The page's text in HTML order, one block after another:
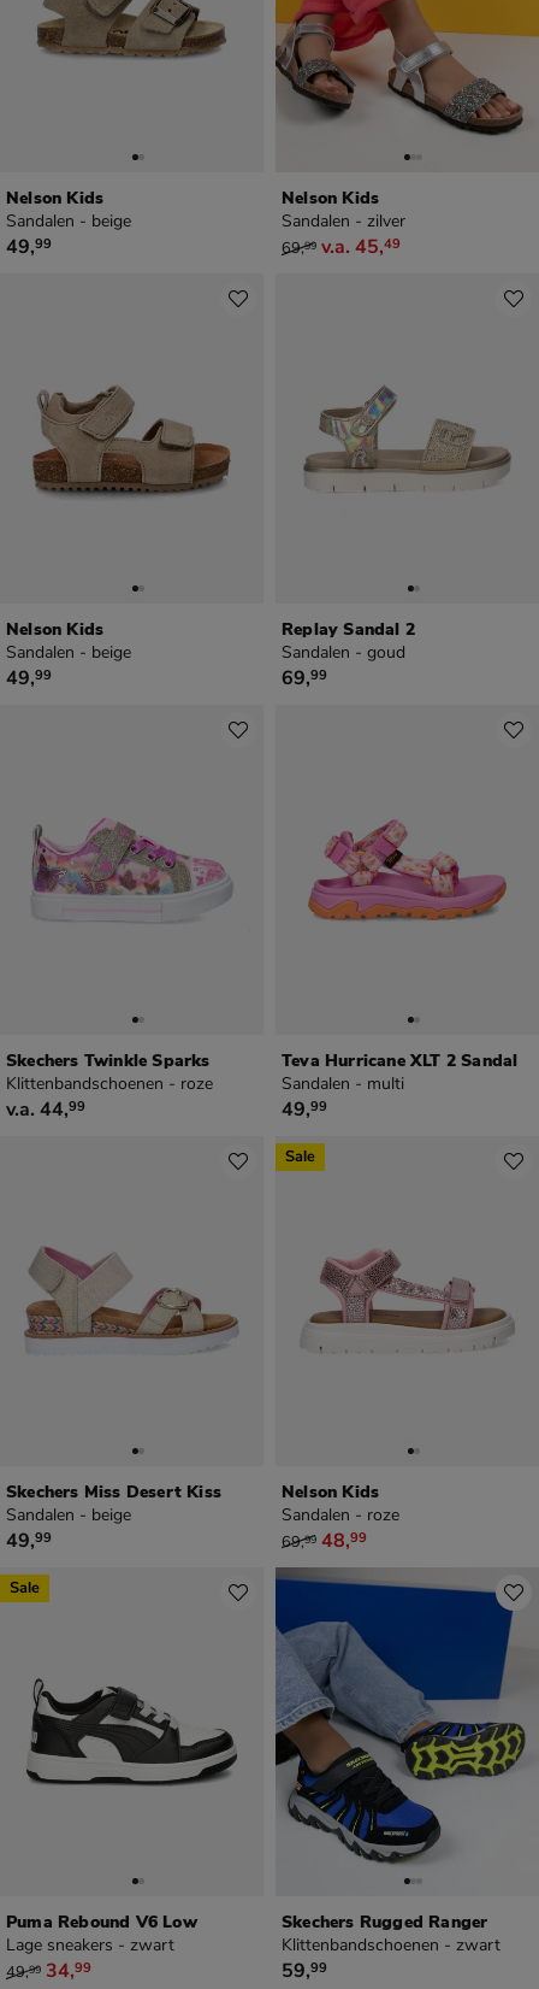
Nelson Kids
Sandalen - beige
€ 49,99
49,99
Nelson Kids
Sandalen - zilver
van € 69,99 vanaf € 45,49
69,99 v.a. 45,49
Nelson Kids
Sandalen - beige
€ 49,99
49,99
Replay Sandal 2
Sandalen - goud
€ 69,99
69,99
Skechers Twinkle Sparks
Klittenbandschoenen - roze
vanaf € 44,99
v.a. 44,99
Teva Hurricane XLT 2 Sandal
Sandalen - multi
€ 49,99
49,99
Skechers Miss Desert Kiss
Sandalen - beige
€ 49,99
49,99
Nelson Kids
Sandalen - roze
van € 69,99 voor € 48,99
69,99 48,99
Sale
Puma Rebound V6 Low
Lage sneakers - zwart
van € 49,99 voor € 34,99
49,99 34,99
Sale
Skechers Rugged Ranger
Klittenbandschoenen - zwart
€ 59,99
59,99